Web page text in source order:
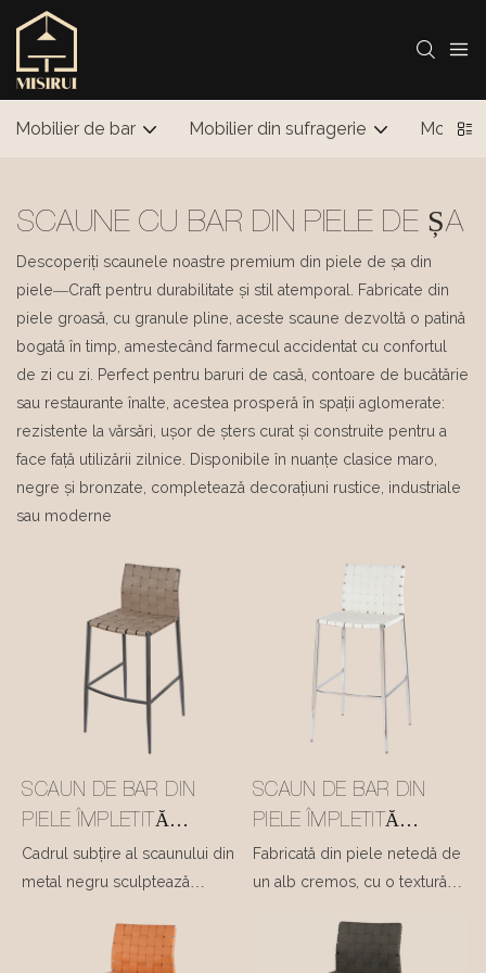
Mobilier de bar Mobilier din sufragerie
SCAUNE CU BAR DIN PIELE DE ȘA
Descoperiți scaunele noastre premium din piele de șa din
piele—Craft pentru durabilitate și stil atemporal. Fabricate din
piele groasă, cu granule pline, aceste scaune dezvoltă o patină
bogată în timp, amestecând farmecul accidentat cu confortul
de zi cu zi. Perfect pentru baruri de casă, contoare de bucătărie
sau restaurante înalte, acestea prosperă în spații aglomerate:
rezistente la vărsări, ușor de șters curat și construite pentru a
face față utilizării zilnice. Disponibile în nuanțe clasice maro,
negre și bronzate, completează decorațiuni rustice, industriale
sau moderne
SCAUN DE BAR DIN
PIELE ÎMPLETITĂ
SADDLE #M1044-2
Cadrul subțire al scaunului din
metal negru sculptează
elegante, oferind o robustețe
liniștitoare pentru șederea de
SCAUN DE BAR DIN
PIELE ÎMPLETITĂ
SADDLE #M1044-3
Fabricată din piele netedă de
un alb cremos, cu o textură
cu picioare subțiri, elegante,
cromate și lustruite. Silueta sa